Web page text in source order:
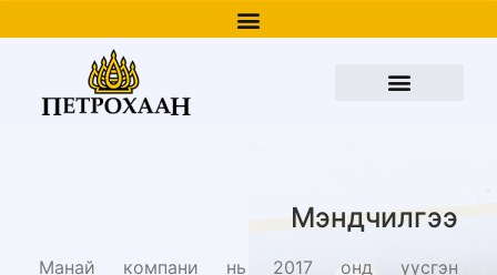
Мэндчилгээ
Манай компани нь 2017 онд үүсгэн